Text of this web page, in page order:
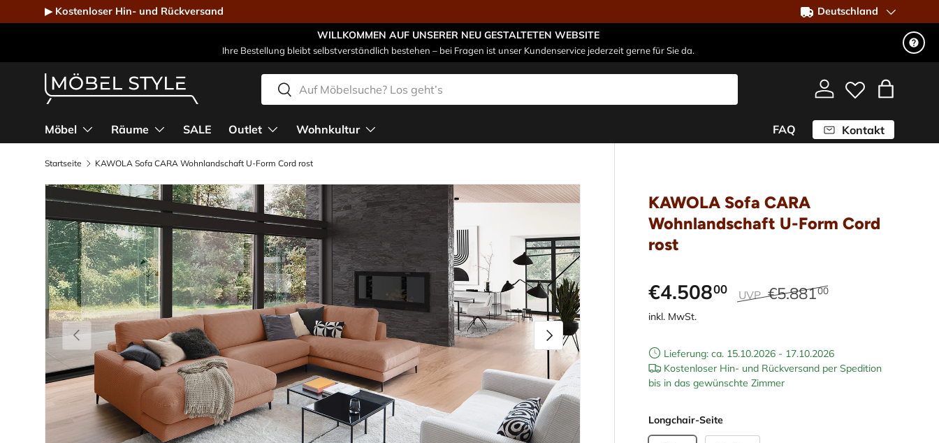
Direkt zum Inhalt
▶ Kostenloser Hin- und Rückversand ▶ Kostenlose Lieferung
Deutschland
WILLKOMMEN AUF UNSERER NEU GESTALTETEN WEBSITE
Ihre Bestellung bleibt selbstverständlich bestehen – bei Fragen ist unser Kundenservice jederzeit gerne für Sie da.
Suchen
Suchen
Einloggen
Möbel Räume SALE Outlet Wohnkultur FAQ Kontakt
Startseite KAWOLA Sofa CARA Wohnlandschaft U-Form Cord rost
Vorherige Nächste
KAWOLA Sofa CARA
Wohnlandschaft U-Form Cord
rost
€4.50800 UVP €5.88100
inkl. MwSt.
Lieferung: ca. 15.10.2026 - 17.10.2026
Kostenloser Hin- und Rückversand per Spedition
bis in das gewünschte Zimmer
Longchair-Seite